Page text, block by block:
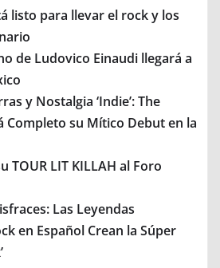
listo para llevar el rock y los
de Ludovico Einaudi llegará a
y Nostalgia ‘Indie’: The
Completo su Mítico Debut en la
TOUR LIT KILLAH al Foro
Las Leyendas
en Español Crean la Súper